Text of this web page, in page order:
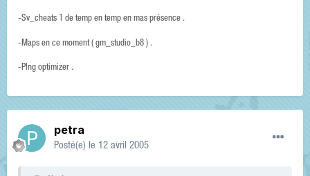
-Sv_cheats 1 de temp en temp en mas présence .
-Maps en ce moment ( gm_studio_b8 ) .
-PIng optimizer .
petra
Posté(e) le 12 avril 2005